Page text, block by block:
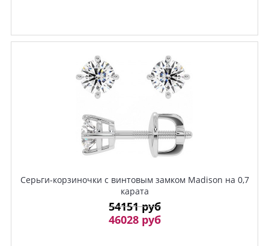
Серьги-корзиночки с винтовым замком Madison на 0,7
карата
54151 руб
46028 руб